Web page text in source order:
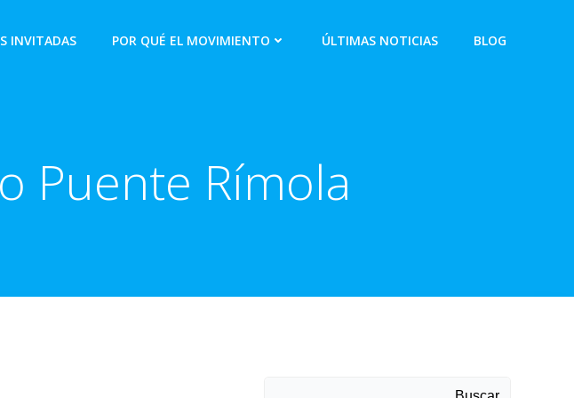
INVITADAS POR QUÉ EL MOVIMIENTO ÚLTIMAS NOTICIAS BLOG
Puente Rímola